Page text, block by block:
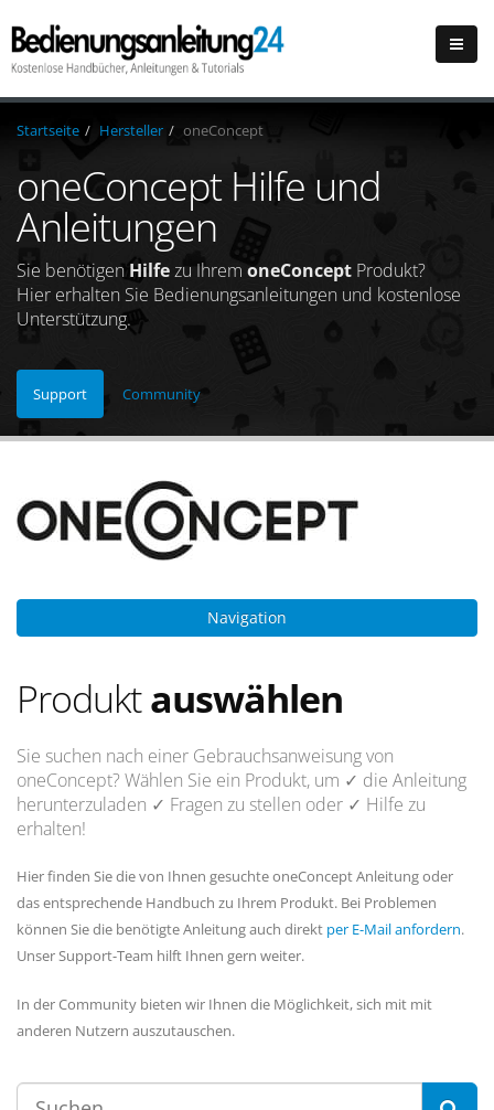
Startseite Hersteller oneConcept
oneConcept Hilfe und
Anleitungen
Sie benötigen Hilfezu Ihrem oneConcept Produkt?
Hier erhalten Sie Bedienungsanleitungen und kostenlose
Unterstützung.
Support Community
Navigation
Produktauswählen
Sie suchen nach einer Gebrauchsanweisung von
oneConcept? Wählen Sie ein Produkt, um ✓ die Anleitung
herunterzuladen ✓ Fragen zu stellen oder ✓ Hilfe zu
erhalten!
Hier finden Sie die von Ihnen gesuchte oneConcept Anleitung oder
das entsprechende Handbuch zu Ihrem Produkt. Bei Problemen
können Sie die benötigte Anleitung auch direkt per E-Mail anfordern.
Unser Support-Team hilft Ihnen gern weiter.
In der Community bieten wir Ihnen die Möglichkeit, sich mit mit
anderen Nutzern auszutauschen.